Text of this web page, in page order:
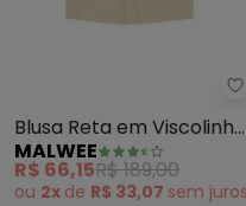
Blusa Reta em Viscolinho
(Bege Claro)
MALWEE
R$ 66,15R$ 189,00
ou 2x de R$ 33,07 sem juros